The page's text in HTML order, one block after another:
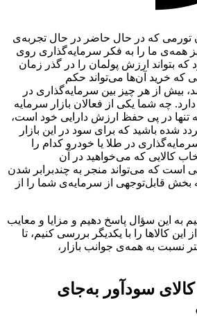
تورمی که در حال حاضر در حال تجربه‌ی
همه‌ی ما را به فکر سرمایه‌گذاری روی
که بتواند ارزش پولمان را در گذر زمان
که خرید آن‌ها می‌تواند حکم
بیش از هر چیز بین سرمایه‌گذاری در
چه شما یکی از فعالان بازار سرمایه
تنها در پی حفظ ارزش دارایی خود است،
شده باشید که برای سود در این بازار
در طلا یا خودرو کدام را
کالایی که می‌خواهید در آن
است که می‌تواند منجر به چندبرابر شدن
بخش قابل‌توجهی از سرمایه‌ی شما را از
به این سؤال پاسخ دهیم و مزایا و معایب
کالاها را با یکدیگر بررسی کنیم، تا
نسبت به همه‌ی جوانب بازار،
سودآور به‌جای